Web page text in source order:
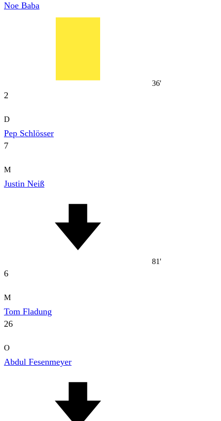
Noe Baba
36'
2
D
Pep Schlösser
7
M
Justin Neiß
81'
6
M
Tom Fladung
26
O
Abdul Fesenmeyer